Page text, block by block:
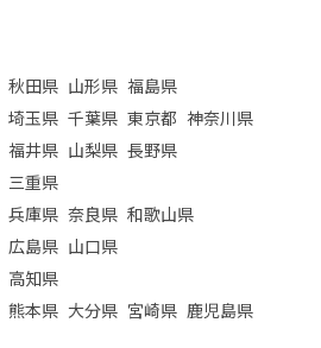
秋田県 山形県 福島県
埼玉県 千葉県 東京都 神奈川県
福井県 山梨県 長野県
三重県
兵庫県 奈良県 和歌山県
広島県 山口県
高知県
熊本県 大分県 宮崎県 鹿児島県